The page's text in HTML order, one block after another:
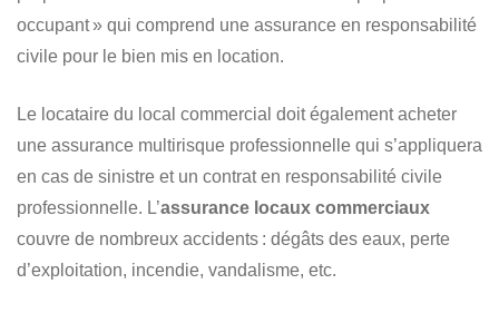
occupant » qui comprend une assurance en responsabilité
civile pour le bien mis en location.
Le locataire du local commercial doit également acheter
une assurance multirisque professionnelle qui s’appliquera
en cas de sinistre et un contrat en responsabilité civile
professionnelle. L’assurance locaux commerciaux
couvre de nombreux accidents : dégâts des eaux, perte
d’exploitation, incendie, vandalisme, etc.